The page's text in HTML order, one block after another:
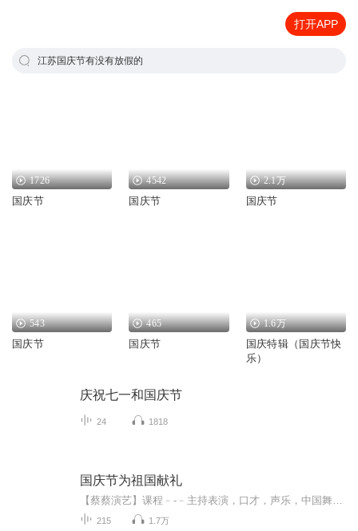
打开APP
江苏国庆节有没有放假的
1726
国庆节
4542
国庆节
2.1万
国庆节
543
国庆节
465
国庆节
1.6万
国庆特辑（国庆节快
乐）
庆祝七一和国庆节
24 1818
国庆节为祖国献礼
215 1.7万